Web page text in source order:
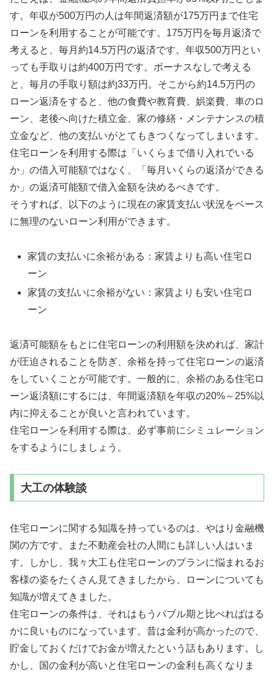
す。年収が500万円の人は年間返済額が175万円まで住宅
ローンを利用することが可能です。175万円を毎月返済で
考えると、毎月約14.5万円の返済です。年収500万円とい
っても手取りは約400万円です。ボーナスなしで考える
と、毎月の手取り額は約33万円。そこから約14.5万円の
ローン返済をすると、他の食費や教育費、娯楽費、車のロ
ーン、老後へ向けた積立金、家の修繕・メンテナンスの積
立金など、他の支払いがとてもきつくなってしまいます。
住宅ローンを利用する際は「いくらまで借り入れでいる
か」の借入可能額ではなく、「毎月いくらの返済ができる
か」の返済可能額で借入金額を決めるべきです。
そうすれば、以下のように現在の家賃支払い状況をベース
に無理のないローン利用ができます。
家賃の支払いに余裕がある：家賃よりも高い住宅ロ
ーン
家賃の支払いに余裕がない：家賃よりも安い住宅ロ
ーン
返済可能額をもとに住宅ローンの利用額を決めれば、家計
が圧迫されることを防ぎ、余裕を持って住宅ローンの返済
をしていくことが可能です。一般的に、余裕のある住宅ロ
ーン返済額にするには、年間返済額を年収の20%～25%以
内に抑えることが良いと言われています。
住宅ローンを利用する際は、必ず事前にシミュレーション
をするようにしましょう。
大工の体験談
住宅ローンに関する知識を持っているのは、やはり金融機
関の方です。また不動産会社の人間にも詳しい人はいま
す。しかし、我々大工も住宅ローンのプランに悩まれるお
客様の姿をたくさん見てきましたから、ローンについても
知識が増えてきました。
住宅ローンの条件は、それはもうバブル期と比べればはる
かに良いものになっています。昔は金利が高かったので、
貯金しておくだけでお金が増えたという話もあります。し
かし、国の金利が高いと住宅ローンの金利も高くなりま